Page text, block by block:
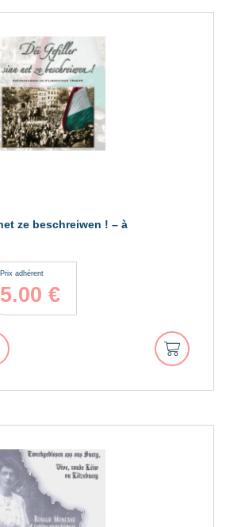
ze beschreiwen ! – à
Prix adhérent
5.00 €
Ajouter
au
panier